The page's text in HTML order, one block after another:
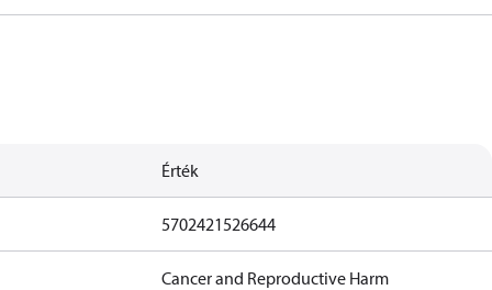
Érték
5702421526644
Cancer and Reproductive Harm